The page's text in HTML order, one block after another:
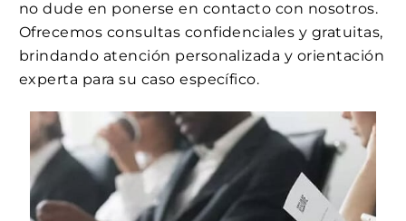
no dude en ponerse en contacto con nosotros.
Ofrecemos consultas confidenciales y gratuitas,
brindando atención personalizada y orientación
experta para su caso específico.